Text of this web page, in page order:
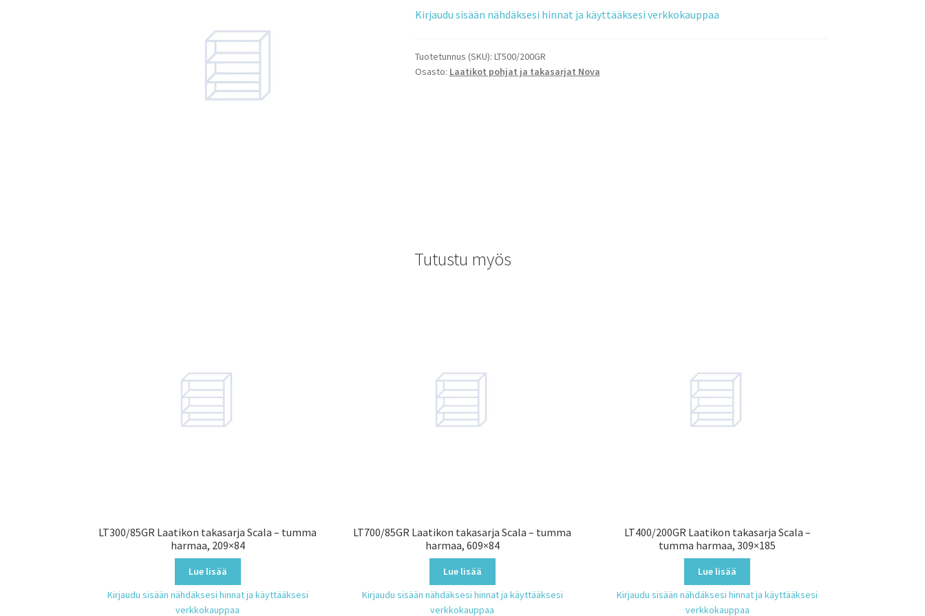
Kirjaudu sisään nähdäksesi hinnat ja käyttääksesi verkkokauppaa
Tuotetunnus (SKU): LT500/200GR
Osasto: Laatikot pohjat ja takasarjat Nova
Tutustu myös
LT300/85GR Laatikon takasarja Scala – tumma
harmaa, 209×84
Lue lisää
Kirjaudu sisään nähdäksesi hinnat ja käyttääksesi
verkkokauppaa
LT700/85GR Laatikon takasarja Scala – tumma
harmaa, 609×84
Lue lisää
Kirjaudu sisään nähdäksesi hinnat ja käyttääksesi
verkkokauppaa
LT400/200GR Laatikon takasarja Scala –
tumma harmaa, 309×185
Lue lisää
Kirjaudu sisään nähdäksesi hinnat ja käyttääksesi
verkkokauppaa